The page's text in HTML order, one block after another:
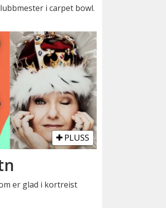
i carpet bowl.
PLUSS
er glad i kortreist